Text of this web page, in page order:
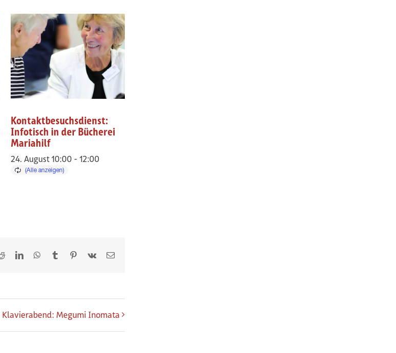
Kontaktbesuchsdienst:
Infotisch in der Bücherei
Mariahilf
24. August 10:00 - 12:00
RedditLinkedInWhatsApp
TumblrPinterest
Vk
E-
Klavierabend: Megumi Inomata